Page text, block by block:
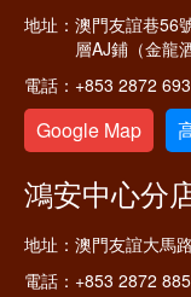
地址： 澳門友誼巷56
層AJ鋪（金龍
電話： +853 2872
Google Map
鴻安中心分
地址： 澳門友誼大馬
電話： +853 2872